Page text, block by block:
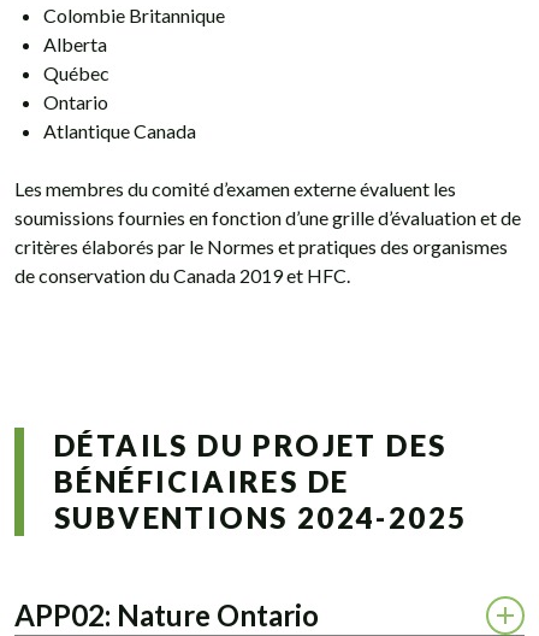
Colombie Britannique
Alberta
Québec
Ontario
Atlantique Canada
Les membres du comité d’examen externe évaluent les
soumissions fournies en fonction d’une grille d’évaluation et de
critères élaborés par le Normes et pratiques des organismes
de conservation du Canada 2019 et HFC.
DÉTAILS DU PROJET DES
BÉNÉFICIAIRES DE
SUBVENTIONS 2024-2025
APP02: Nature Ontario